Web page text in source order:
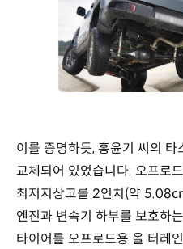
이를 증명하듯, 홍윤기 씨의 타
교체되어 있었습니다. 오프로
최저지상고를 2인치(약
엔진과 변속기 하부를 보호하
타이어를 오프로드용 올 터레